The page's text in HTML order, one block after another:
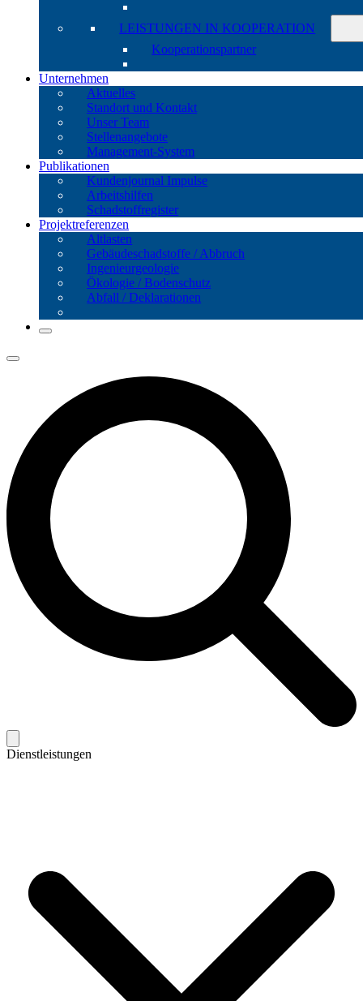
LEISTUNGEN IN KOOPERATION
Kooperations­partner
Unternehmen
Aktuelles
Standort und Kontakt
Unser Team
Stellenangebote
Management-System
Publikationen
Kundenjournal Impulse
Arbeitshilfen
Schadstoffregister
Projektreferenzen
Altlasten
Gebäude­schadstoffe / Abbruch
Ingenieur­geologie
Ökologie / Bodenschutz
Abfall / Deklarationen
Dienstleistungen